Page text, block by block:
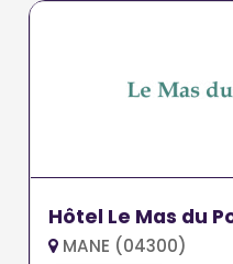
Hôtel Le Mas du
MANE (04300)